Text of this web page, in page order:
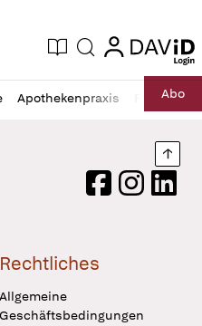
Zeitung
Aktuelle Ausgabe
Suche login
login
Apothekenpraxis RechtAbo
Logo
FacebookInstagram
Rechtliches
Allgemeine
Geschäftsbedingungen